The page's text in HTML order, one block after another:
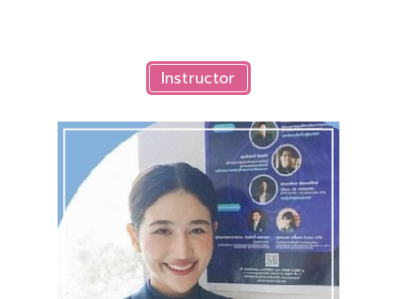
Instructor